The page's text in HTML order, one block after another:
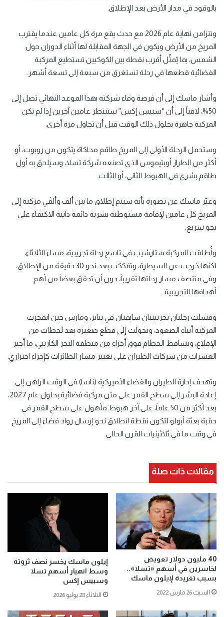
بالوقود في مدار الأرض بعد الإطلاق.
وتتزامن نهاية عام 2026 مع حدث يقع مرة كل عامين عندما يقترب
المريخ من الأرض ويكون في الجهة المقابلة لها أثناء الدوران حول
الشمس، بما يُمثّل أقرب نقطة بين الكوكبين تستطيع المركبة
الفضائية قطعها في رحلة تستغرق من سبعة إلى تسعة أشهر.
وأشار ماسك إلى أن فرصة وفاء شركته بهذا الموعد النهائي تصل إلى
50%، لافتاً إلى أن “سبيس إكس” ستنتظر عامين آخرين إذا لم تكن
المركبة جاهزة بحلول ذلك الوقت قبل أن تحاول مرة أخرى.
وستحمل الرحلة الأولى إلى المريخ طاقم محاكاة يتكون من روبوت، أو
أكثر من الطراز أوبتيموس الذي تصنعه شركة تسلا، وسيلحق به أول
طاقم بشري في الهبوط الثاني، أو الثالث.
وعبَّر ماسك عن تصوره بأنه سيتم إطلاق ما بين ألف وألفَي مركبة إلى
المريخ كل عامين لإقامة مستوطنة بشرية دائمة ذاتية الاكتفاء على
نحو سريع.
وأُطلقت المركبة ستارشيب في تاسع رحلة تجريبية، مساء الثلاثاء،
لكنها خرجت عن السيطرة، وتفككت بعد نحو 30 دقيقة من الإطلاق،
وفي منتصف مسار رحلتها تقريباً، دون أن تحقق بعضاً من أهم
أهدافها التجريبية.
وفشلت رحلتان تجريبيتان سابقتان في يناير، ومارس حين انفجرت
المركبة أثناء الصعود، وتحولت إلى قطع صغيرة بعد لحظات من
الإقلاع، وتساقط الحطام فوق أجزاء من منطقة البحر الكاريبي، ما أجبر
العشرات من شركات الطيران على تغيير مسار الطائرات كإجراء احترازي.
وتهدف إدارة الطيران والفضاء الأميركية (ناسا) في الوقت الراهن إلى
إعادة البشر إلى سطح القمر على متن مركبة فضائية بحلول عام 2027،
بعد أكثر من 50 عاماً، على آخر هبوط مأهول على سطح القمر في
حقبة بعثة أبولو لتكون نقطة انطلاق نحو إرسال رواد فضاء إلى المريخ
في وقت ما في ثلاثينيات القرن الحالي.
مقالات ذات صلة
40 مليون دولار تعويض
لخاسرين في أسهم «تسلا»..
بسبب تغريدة لإيلون ماسك
السبت 26 مارس 2022
إيلون ماسك يخسر نصف ثروته
وسط انهيار أسهم تسلا
وسبيس إكس
الثلاثاء 28 يوليو 2026